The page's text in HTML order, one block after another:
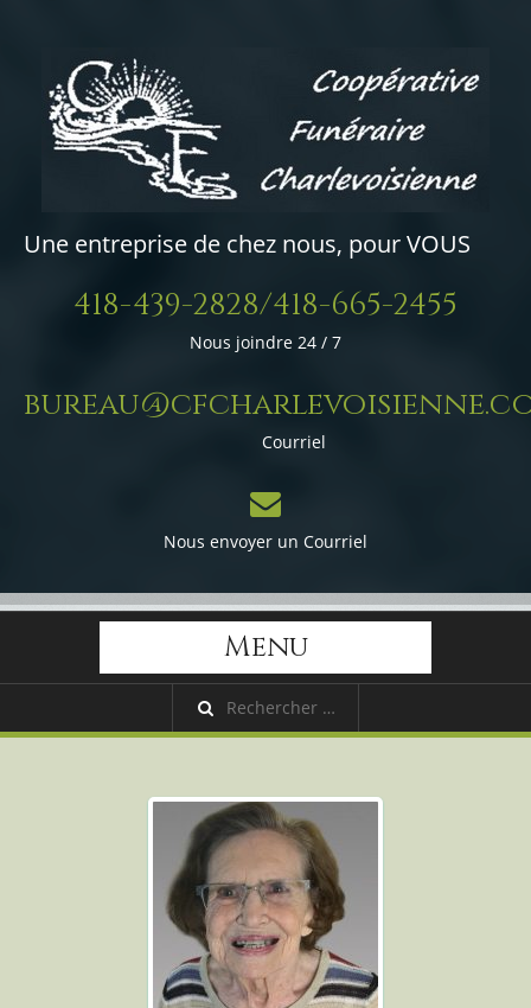
Une entreprise de chez nous, pour VOUS
418-439-2828/418-665-2455
Nous joindre 24 / 7
Courriel
Nous envoyer un Courriel
Menu